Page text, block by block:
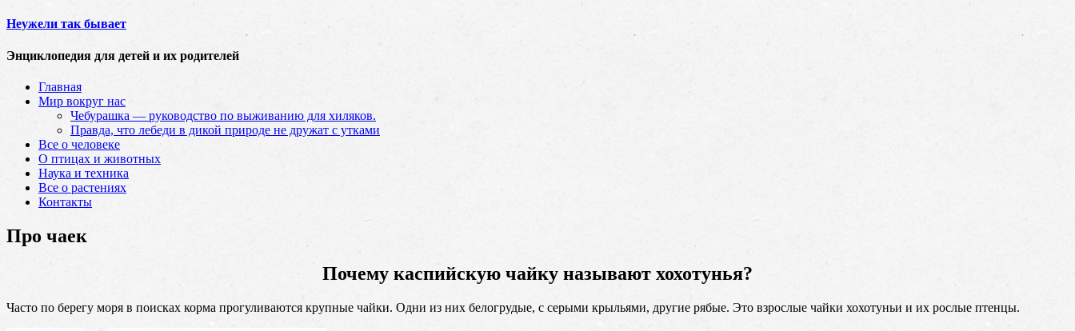
Неужели так бывает
Энциклопедия для детей и их родителей
Главная
Мир вокруг нас
Чебурашка — руководство по выживанию для хиляков.
Правда, что лебеди в дикой природе не дружат с утками
Все о человеке
О птицах и животных
Наука и техника
Все о растениях
Контакты
Про чаек
Почему каспийскую чайку называют хохотунья?
Часто по берегу моря в поисках корма прогуливаются крупные чайки. Одни из них белогрудые, с серыми крыльями, другие рябые. Это взрослые чайки хохотуньи и их рослые птенцы.